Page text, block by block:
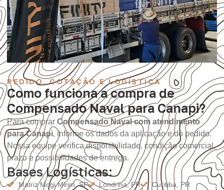
PEDIDO, COTAÇÃO E LOGÍSTICA
Como funciona a compra de
Compensado Naval para Canapi?
Para comprar Compensado Naval com atendimento
para Canapi, informe os dados da aplicação e do pedido.
Nossa equipe verifica disponibilidade, condição comercial,
prazo e possibilidades de entrega.
Bases Logísticas:
Matriz Mogi Mirim, SP Londrina, PR
Curitiba, PR